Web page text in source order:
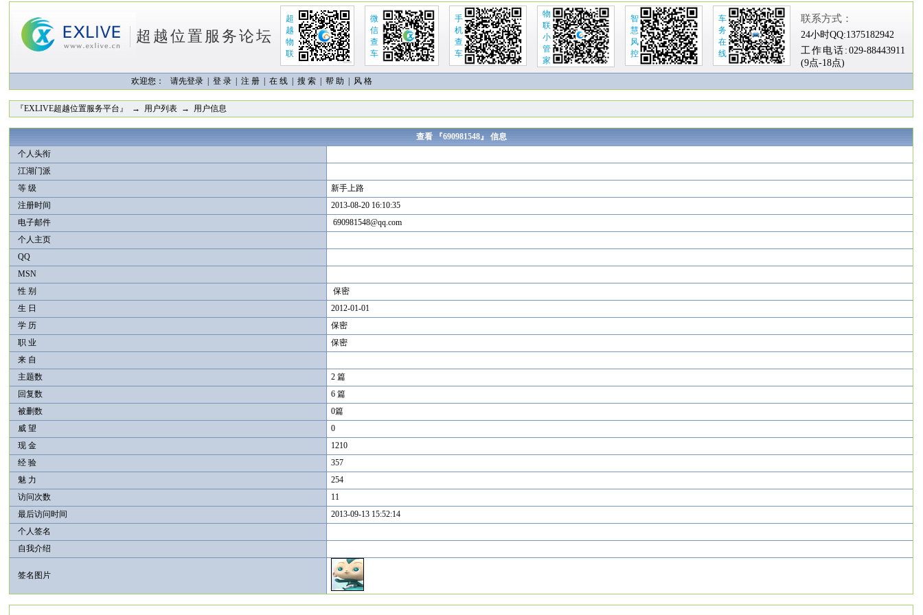
超越位置服务论坛
超
越
物
联
微
信
查
车
手
机
查
车
物
联
小
管
家
智
慧
风
控
车
务
在
线
联系方式：
24小时QQ:1375182942
工作电话:029-88443911
(9点-18点)
欢迎您： 请先登录 | 登 录 注 册 在 线 搜 索 帮 助 | 风 格
『EXLIVE超越位置服务平台』 → 用户列表 → 用户信息
查看 『690981548』 信息
个人头衔
江湖门派
等 级
新手上路
注册时间
2013-08-20 16:10:35
电子邮件
690981548@qq.com
个人主页
QQ
MSN
性 别
保密
生 日
2012-01-01
学 历
保密
职 业
保密
来 自
主题数
2 篇
回复数
6 篇
被删数
0篇
威 望
0
现 金
1210
经 验
357
魅 力
254
访问次数
11
最后访问时间
2013-09-13 15:52:14
个人签名
自我介绍
签名图片